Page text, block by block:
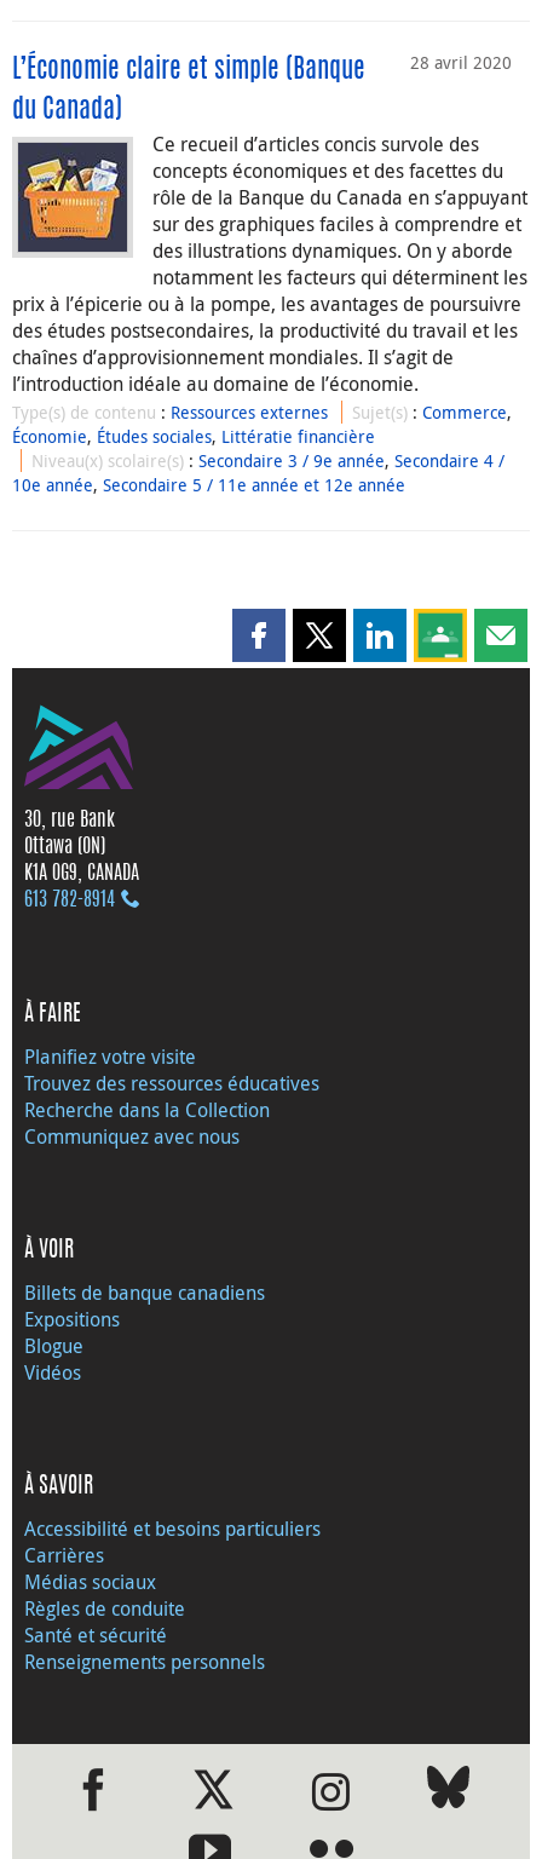
28 avril 2020
L’Économie claire et simple (Banque
du Canada)
Ce recueil d’articles concis survole des
concepts économiques et des facettes du
rôle de la Banque du Canada en s’appuyant
sur des graphiques faciles à comprendre et
des illustrations dynamiques. On y aborde
notamment les facteurs qui déterminent les
prix à l’épicerie ou à la pompe, les avantages de poursuivre
des études postsecondaires, la productivité du travail et les
chaînes d’approvisionnement mondiales. Il s’agit de
l’introduction idéale au domaine de l’économie.
Type(s) de contenu : Ressources externes Sujet(s) :Commerce,
Économie, Études sociales, Littératie financière
Niveau(x) scolaire(s) :Secondaire 3 / 9e année,Secondaire 4 /
10e année, Secondaire 5 / 11e année et 12e année
Partager cette page sur
Partager cette page sur X
Partager cette
Partagez
30, rue Bank
Ottawa (ON)
K1A 0G9, CANADA
613 782‑8914
À FAIRE
Planifiez votre visite
Trouvez des ressources éducatives
Recherche dans la Collection
Communiquez avec nous
À VOIR
Billets de banque canadiens
Expositions
Blogue
Vidéos
À SAVOIR
Accessibilité et besoins particuliers
Carrières
Médias sociaux
Règles de conduite
Santé et sécurité
Renseignements personnels
●●